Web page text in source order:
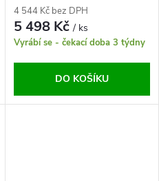
4 544 Kč bez DPH
5 498 Kč/ ks
Vyrábí se - čekací doba 3 týdny
DO KOŠÍKU